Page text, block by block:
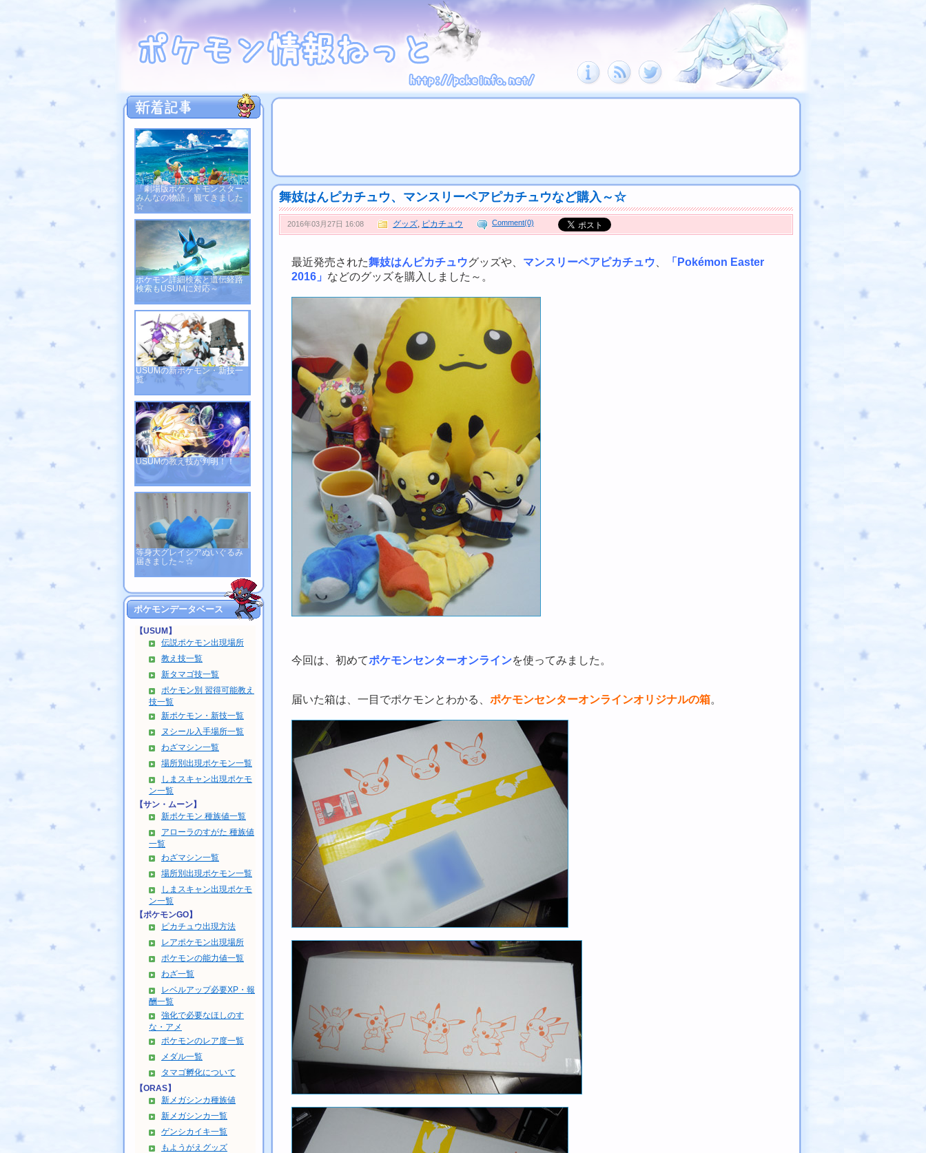
「劇場版ポケットモンスター
みんなの物語」観てきました
☆
ポケモン詳細検索と遺伝経路
検索もUSUMに対応～
USUMの新ポケモン・新技一
覧
USUMの教え技が判明！！
等身大グレイシアぬいぐるみ
届きました～☆
ポケモンデータベース
【USUM】
伝説ポケモン出現場所
教え技一覧
新タマゴ技一覧
ポケモン別 習得可能教え
技一覧
新ポケモン・新技一覧
ヌシール入手場所一覧
わざマシン一覧
場所別出現ポケモン一覧
しまスキャン出現ポケモ
ン一覧
【サン・ムーン】
新ポケモン 種族値一覧
アローラのすがた 種族値
一覧
わざマシン一覧
場所別出現ポケモン一覧
しまスキャン出現ポケモ
ン一覧
【ポケモンGO】
ピカチュウ出現方法
レアポケモン出現場所
ポケモンの能力値一覧
わざ一覧
レベルアップ必要XP・報
酬一覧
強化で必要なほしのす
な・アメ
ポケモンのレア度一覧
メダル一覧
タマゴ孵化について
【ORAS】
新メガシンカ種族値
新メガシンカ一覧
ゲンシカイキ一覧
もようがえグッズ
舞妓はんピカチュウ、マンスリーペアピカチュウなど購入～☆
2016年03月27日 16:08 グッズ, ピカチュウ Comment(0)
最近発売された舞妓はんピカチュウグッズや、 マンスリーペアピカチュウ
「Pokémon Easter
2016」 などのグッズを購入しました～。
今回は、初めてポケモンセンターオンラインを使ってみました。
届いた箱は、一目でポケモンとわかる、 ポケモンセンターオンラインオリジナルの箱。